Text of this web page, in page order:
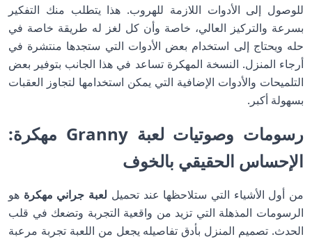
للوصول إلى الأدوات اللازمة للهروب. هذا يتطلب منك التفكير
بسرعة والتركيز العالي، خاصة وأن كل لغز له طريقة خاصة في
حله ويحتاج إلى استخدام بعض الأدوات التي ستجدها منتشرة في
أرجاء المنزل. النسخة المهكرة تساعد في هذا الجانب بتوفير بعض
التلميحات والأدوات الإضافية التي يمكن استخدامها لتجاوز العقبات
بسهولة أكبر.
رسومات وصوتيات لعبة Granny مهكرة:
الإحساس الحقيقي بالخوف
من أول الأشياء التي ستلاحظها عند تحميل لعبة جراني مهكرة هو
الرسومات المذهلة التي تزيد من واقعية التجربة وتضعك في قلب
الحدث. تصميم المنزل بأدق تفاصيله يجعل من اللعبة تجربة مرعبة